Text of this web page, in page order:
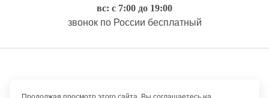
вс: с 7:00 до 19:00
звонок по России бесплатный
Правовая информация